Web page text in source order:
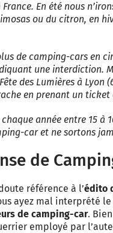
En été nous
ou du citron, en
de camping-cars en
une interdiction.
des Lumières à Lyon
en prenant un
année entre 15 à
car et ne sortons
de
référence à l’édito
ayez mal interprété le
de camping-car.
employé par